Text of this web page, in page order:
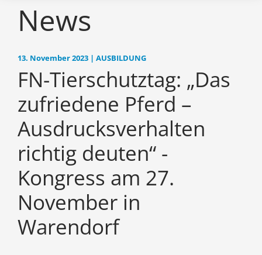
News
13. November 2023 | AUSBILDUNG
FN-Tierschutztag: „Das
zufriedene Pferd –
Ausdrucksverhalten
richtig deuten“ -
Kongress am 27.
November in
Warendorf